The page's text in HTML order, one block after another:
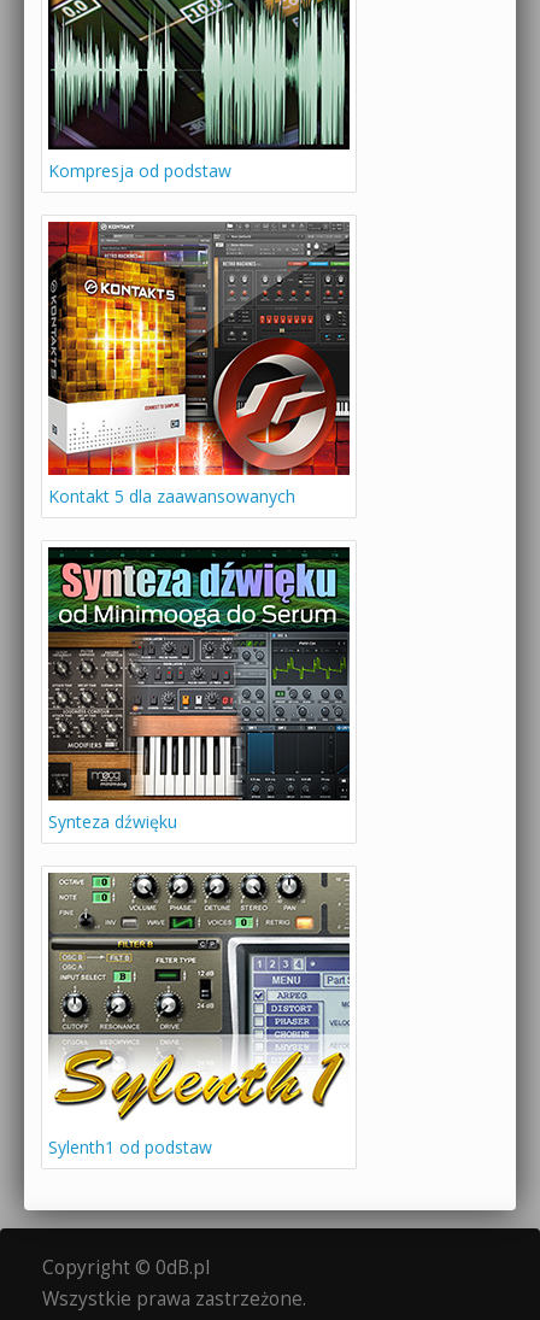
Kompresja od podstaw
Kontakt 5 dla zaawansowanych
Synteza dźwięku
Sylenth1 od podstaw
Copyright © 0dB.pl
Wszystkie prawa zastrzeżone.